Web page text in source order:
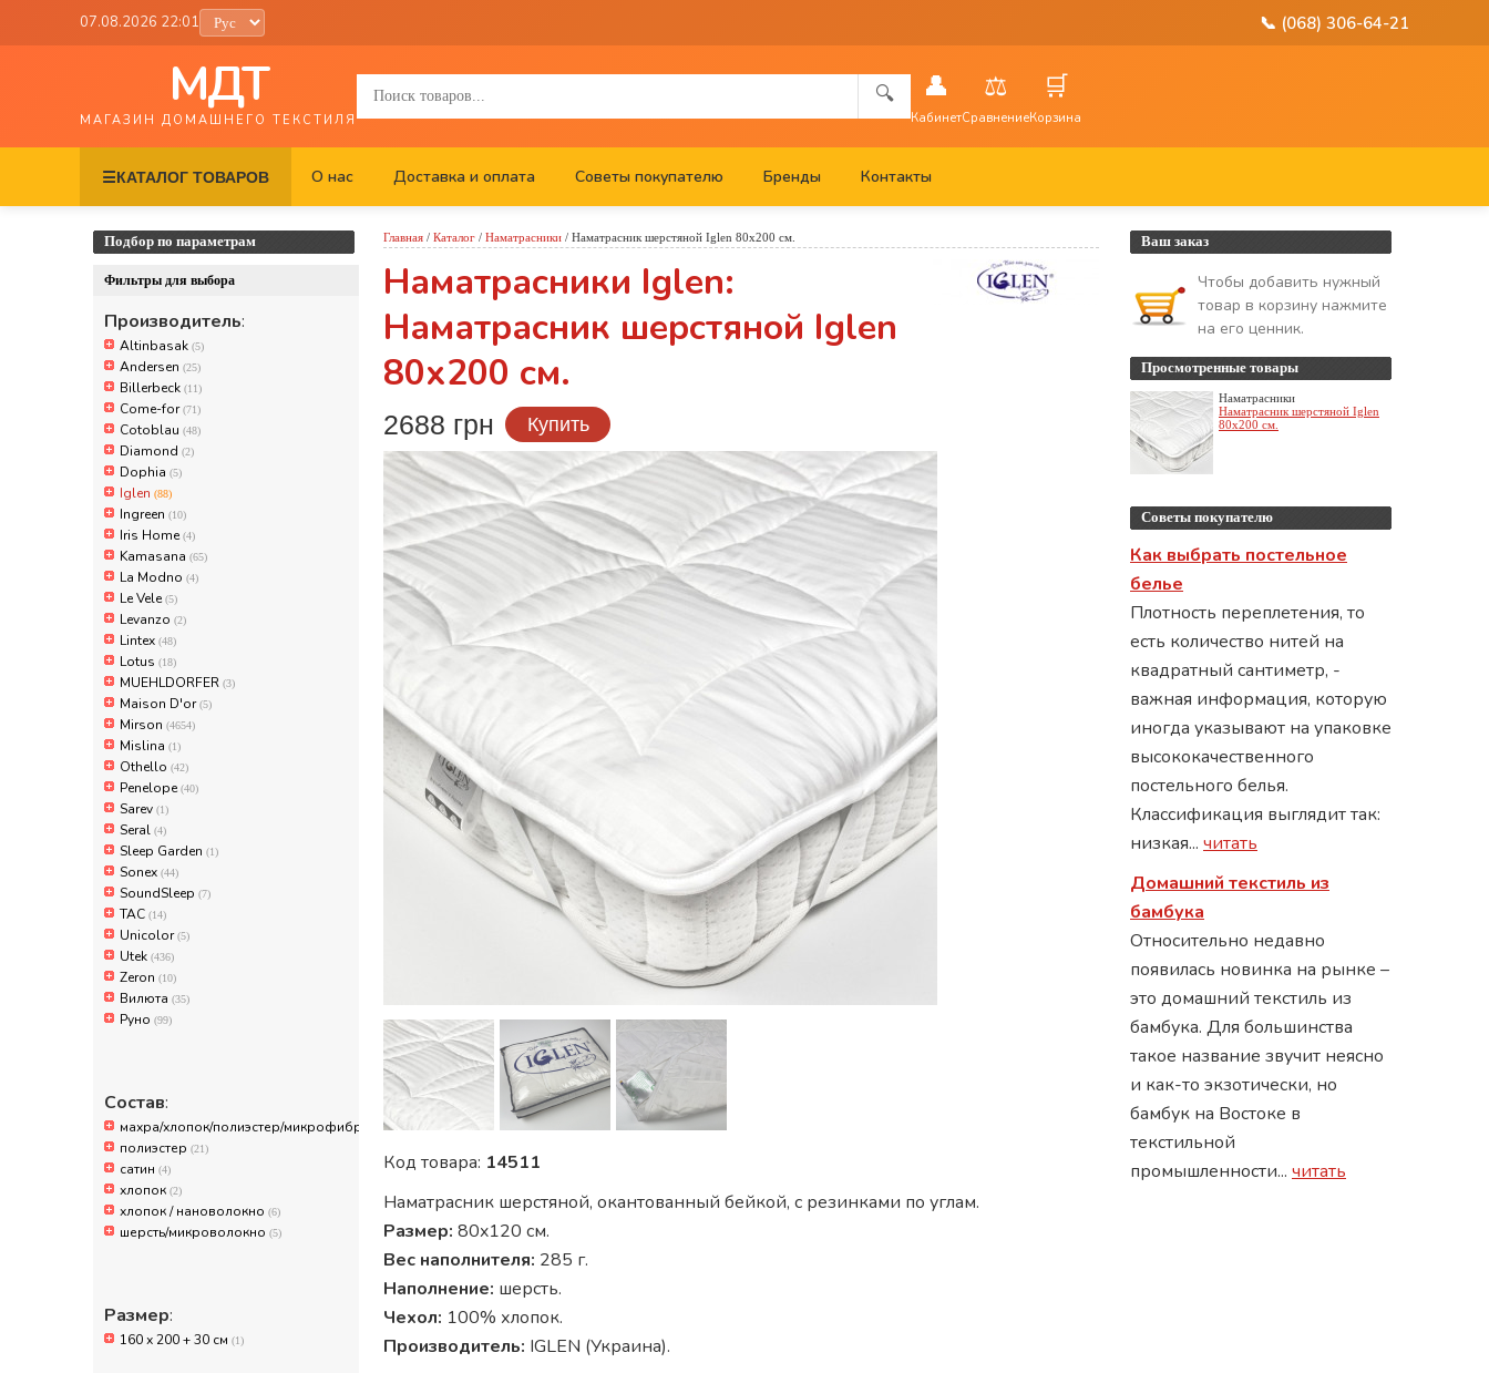
07.08.2026 22:01 📞 (068) 306-64-21
МДТ
МАГАЗИН ДОМАШНЕГО ТЕКСТИЛЯ
🔍 👤
Кабинет
⚖️
Сравнение
🛒
Корзина
☰КАТАЛОГ ТОВАРОВ О нас Доставка и оплата Советы покупателю Бренды Контакты
Подбор по параметрам
Фильтры для выбора
Производитель:
Altinbasak (5)
Andersen (25)
Billerbeck (11)
Come-for(71)
Cotoblau (48)
Diamond (2)
Dophia (5)
Iglen (88)
Ingreen (10)
Iris Home(4)
Kamasana (65)
La Modno (4)
Le Vele(5)
Levanzo (2)
Lintex (48)
Lotus (18)
MUEHLDORFER (3)
Maison D'or(5)
Mirson (4654)
Mislina (1)
Othello (42)
Penelope(40)
Sarev (1)
Seral (4)
Sleep Garden (1)
Sonex (44)
SoundSleep (7)
TAC (14)
Unicolor(5)
Utek (436)
Zeron (10)
Вилюта (35)
Руно (99)
Состав:
махра/хлопок/полиэстер/микрофибра (10)
полиэстер (21)
сатин (4)
хлопок (2)
хлопок / нановолокно (6)
шерсть/микроволокно (5)
Размер:
160 х 200 + 30 см (1)
Главная / Каталог / Наматрасники / Наматрасник шерстяной Iglen 80х200 см.
Наматрасники Iglen:
Наматрасник шерстяной Iglen
80х200 см.
2688 грн Купить
Код товара: 14511
Наматрасник шерстяной, окантованный бейкой, с резинками по углам.
Размер: 80x120 см.
Вес наполнителя: 285 г.
Наполнение: шерсть.
Чехол: 100% хлопок.
Производитель: IGLEN (Украина).
Ваш заказ
Чтобы добавить нужный
товар в корзину нажмите
на его ценник.
Просмотренные товары
Наматрасники
Наматрасник шерстяной Iglen
80х200 см.
Советы покупателю
Как выбрать постельное
белье
Плотность переплетения, то
есть количество нитей на
квадратный сантиметр, -
важная информация, которую
иногда указывают на упаковке
высококачественного
постельного белья.
Классификация выглядит так:
низкая... читать
Домашний текстиль из
бамбука
Относительно недавно
появилась новинка на рынке –
это домашний текстиль из
бамбука. Для большинства
такое название звучит неясно
и как-то экзотически, но
бамбук на Востоке в
текстильной
промышленности... читать